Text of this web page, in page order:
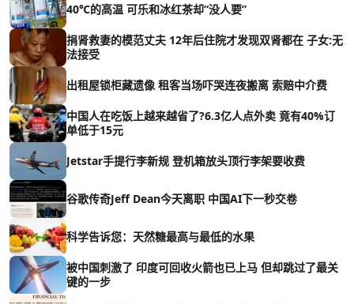
40℃的高温 可乐和冰红茶却“没人要”
捐肾救妻的模范丈夫 12年后住院才发现双肾都在 子女:无
法接受
出租屋锁柜藏遗像 租客当场吓哭连夜搬离 索赔中介费
中国人在吃饭上越来越省了?6.3亿人点外卖 竟有40%订
单低于15元
Jetstar手提行李新规 登机箱放头顶行李架要收费
谷歌传奇Jeff Dean今天离职 中国AI下一秒交卷
科学告诉您：天然糖最高与最低的水果
被中国刺激了 印度可回收火箭也已上马 但却跳过了最关
键的一步